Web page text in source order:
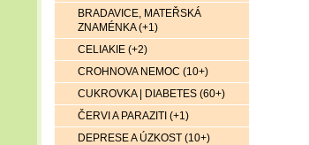
BRADAVICE, MATEŘSKÁ
ZNAMÉNKA (+1)
CELIAKIE (+2)
CROHNOVA NEMOC (10+)
CUKROVKA | DIABETES (60+)
ČERVI A PARAZITI (+1)
DEPRESE A ÚZKOST (10+)